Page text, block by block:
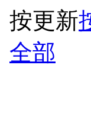
按更新
全部